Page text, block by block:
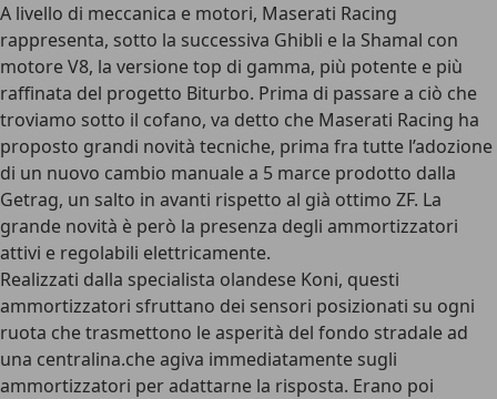
A livello di meccanica e motori, Maserati Racing
rappresenta, sotto la successiva Ghibli e la Shamal con
motore V8, la versione top di gamma, più potente e più
raffinata del progetto Biturbo. Prima di passare a ciò che
troviamo sotto il cofano, va detto che Maserati Racing ha
proposto grandi novità tecniche, prima fra tutte l’adozione
di un nuovo cambio manuale a 5 marce prodotto dalla
Getrag, un salto in avanti rispetto al già ottimo ZF. La
grande novità è però la presenza degli ammortizzatori
attivi e regolabili elettricamente.
Realizzati dalla specialista olandese Koni, questi
ammortizzatori sfruttano dei sensori posizionati su ogni
ruota che trasmettono le asperità del fondo stradale ad
una centralina.che agiva immediatamente sugli
ammortizzatori per adattarne la risposta. Erano poi